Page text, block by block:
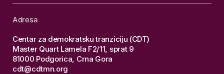
Adresa
Centar za demokratsku tranziciju (CDT)
Master Quart Lamela F2/11, sprat 9
81000 Podgorica, Crna Gora
cdt@cdtmn.org